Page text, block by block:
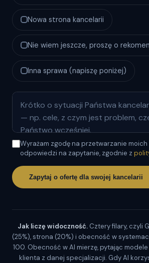
Nowa strona kancelarii
Nie wiem jeszcze, proszę o
Inna sprawa (napiszę poniżej)
Wyrażam zgodę na przetwarzanie
odpowiedzi na zapytanie, zgodnie z
Zapytaj o ofertę dla swojej kancelarii
Jak liczę widoczność.Cztery filary, czyli
(25%), strona (20%) i obecność w
100. Obecność w AI mierzę, pytając
klienta z danej specjalizacji. Gdy AI